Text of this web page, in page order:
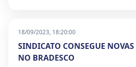
18/09/2023, 18:20:00
SINDICATO CONSEGUE
NO BRADESCO